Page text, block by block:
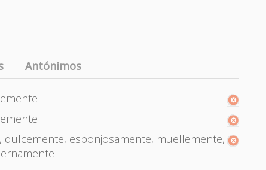
Antónimos
dulcemente, esponjosamente, muellemente,